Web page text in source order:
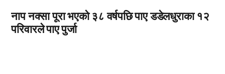
नाप नक्सा पूरा भएको ३८ वर्षपछि पाए डडेलधुराका १२
परिवारले पाए पुर्जा